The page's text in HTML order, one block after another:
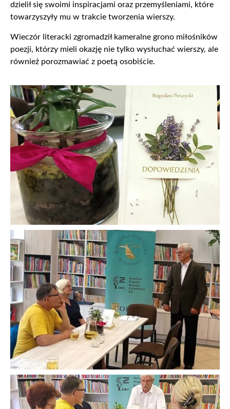
dzielił się swoimi inspiracjami oraz przemyśleniami, które
towarzyszyły mu w trakcie tworzenia wierszy.
Wieczór literacki zgromadził kameralne grono miłośników
poezji, którzy mieli okazję nie tylko wysłuchać wierszy, ale
również porozmawiać z poetą osobiście.